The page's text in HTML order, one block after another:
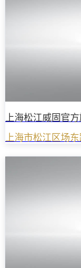
上海松江威固官
上海市松江区场东